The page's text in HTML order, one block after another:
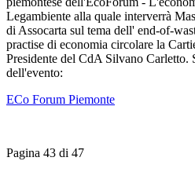
Legambiente alla quale interverrà
di Assocarta sul tema dell' end-of-
practise di economia circolare la
Presidente del CdA Silvano Carletto.
dell'evento:
ECo Forum Piemonte
Pagina 43 di 47